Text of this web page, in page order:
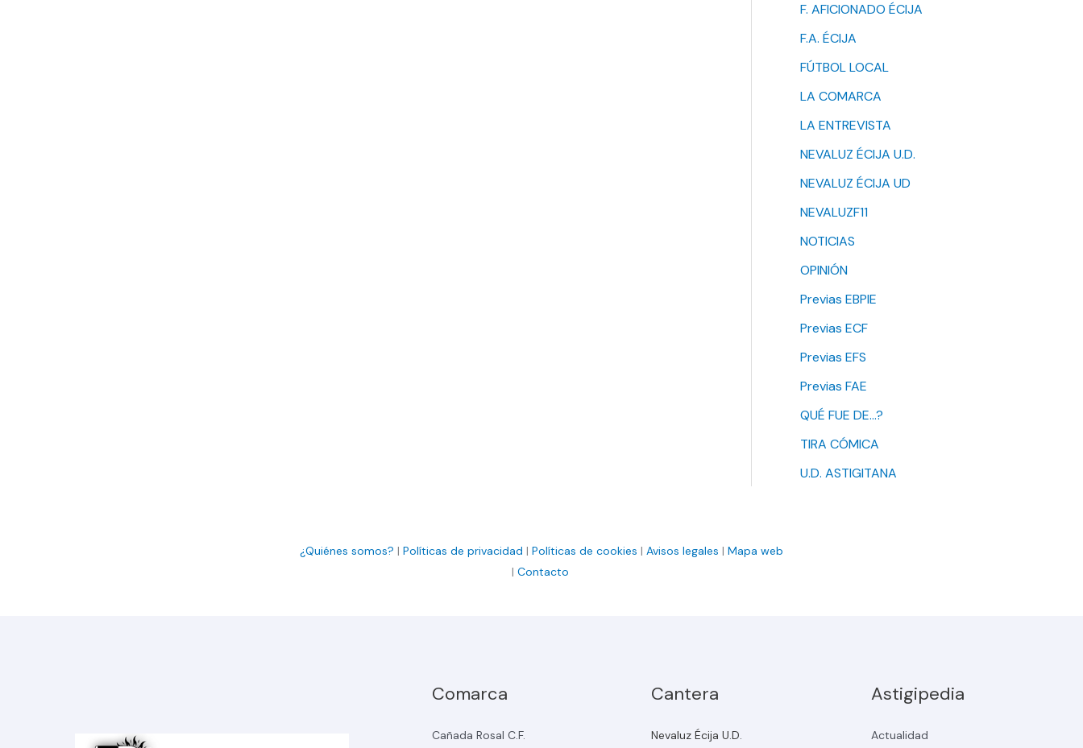
F. AFICIONADO ÉCIJA
F.A. ÉCIJA
FÚTBOL LOCAL
LA COMARCA
LA ENTREVISTA
NEVALUZ ÉCIJA U.D.
NEVALUZ ÉCIJA UD
NEVALUZF11
NOTICIAS
OPINIÓN
Previas EBPIE
Previas ECF
Previas EFS
Previas FAE
QUÉ FUE DE…?
TIRA CÓMICA
U.D. ASTIGITANA
¿Quiénes somos? | Políticas de privacidad | Políticas de cookies | Avisos legales | Mapa web
| Contacto
Comarca
Cañada Rosal C.F.
Cantera
Nevaluz Écija U.D.
Astigipedia
Actualidad